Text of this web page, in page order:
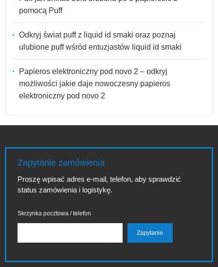
pomocą Puff
Odkryj świat puff z liquid id smaki oraz poznaj
ulubione puff wśród entuzjastów liquid id smaki
Papieros elektroniczny pod novo 2 – odkryj
możliwości jakie daje nowoczesny papieros
elektroniczny pod novo 2
Zapytanie zamówienia
Proszę wpisać adres e-mail, telefon, aby sprawdzić
status zamówienia i logistykę.
Skrzynka pocztowa / telefon